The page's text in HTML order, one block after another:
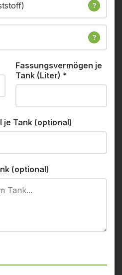
?
?
Fassungsvermögen je
Tank (Liter) *
je Tank (optional)
(optional)